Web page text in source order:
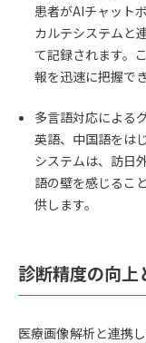
患者がAIチャット
カルテシステムと
て記録されます。
報を迅速に把握で
多言語対応による
英語、中国語をは
システムは、訪日
語の壁を感じるこ
供します。
診断精度の向
医療画像解析と連携